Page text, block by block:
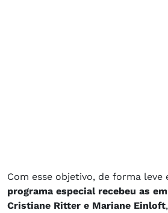
Com esse objetivo, de forma leve
programa especial recebeu as
Cristiane Ritter e Mariane Einloft